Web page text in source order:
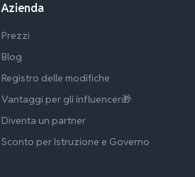
Azienda
Prezzi
Blog
Registro delle modifiche
Vantaggi per gli influencer🎁
Diventa un partner
Sconto per Istruzione e Governo